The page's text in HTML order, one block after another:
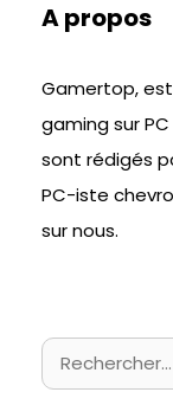
A propos
Gamertop,
gaming sur
sont rédigés
PC-iste
sur nous.
Rechercher :